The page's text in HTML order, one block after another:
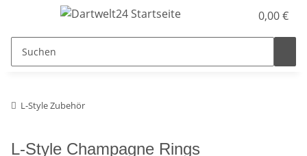
0,00 €
L-Style Zubehör
L-Style Champagne Rings